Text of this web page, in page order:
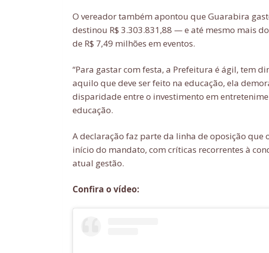
O vereador também apontou que Guarabira
destinou R$ 3.303.831,88 — e até mesmo mais
de R$ 7,49 milhões em eventos.
“Para gastar com festa, a Prefeitura é ágil, tem
aquilo que deve ser feito na educação, ela
disparidade entre o investimento em
educação.
A declaração faz parte da linha de oposição que
início do mandato, com críticas recorrentes à
atual gestão.
Confira o vídeo: